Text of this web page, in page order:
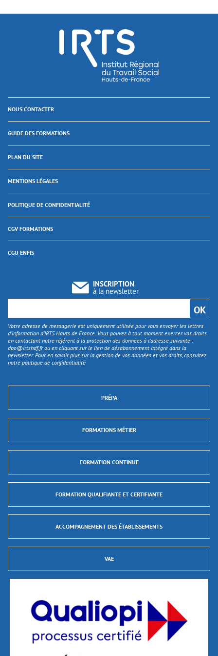
NOUS CONTACTER
GUIDE DES FORMATIONS
PLAN DU SITE
MENTIONS LÉGALES
POLITIQUE DE CONFIDENTIALITÉ
CGV FORMATIONS
CGU ENFIS
INSCRIPTION
à la newsletter
Votre adresse de messagerie est uniquement utilisée pour vous envoyer les lettres
d'information d’IRTS Hauts de France. Vous pouvez à tout moment exercer vos droits
en contactant notre référent à la protection des données à l’adresse suivante :
dpo@irtshdf.frou en cliquant sur le lien de désabonnement intégré dans la
newsletter. Pour en savoir plus sur la gestion de vos données et vos droits, consultez
notre politique de confidentialité
PRÉPA
FORMATIONS MÉTIER
FORMATION CONTINUE
FORMATION QUALIFIANTE ET CERTIFIANTE
ACCOMPAGNEMENT DES ÉTABLISSEMENTS
VAE